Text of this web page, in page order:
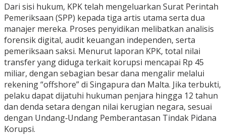
Dari sisi hukum, KPK telah mengeluarkan Surat Perintah
Pemeriksaan (SPP) kepada tiga artis utama serta dua
manajer mereka. Proses penyidikan melibatkan analisis
forensik digital, audit keuangan independen, serta
pemeriksaan saksi. Menurut laporan KPK, total nilai
transfer yang diduga terkait korupsi mencapai Rp 45
miliar, dengan sebagian besar dana mengalir melalui
rekening “offshore” di Singapura dan Malta. Jika terbukti,
pelaku dapat dijatuhi hukuman penjara hingga 12 tahun
dan denda setara dengan nilai kerugian negara, sesuai
dengan Undang‑Undang Pemberantasan Tindak Pidana
Korupsi.